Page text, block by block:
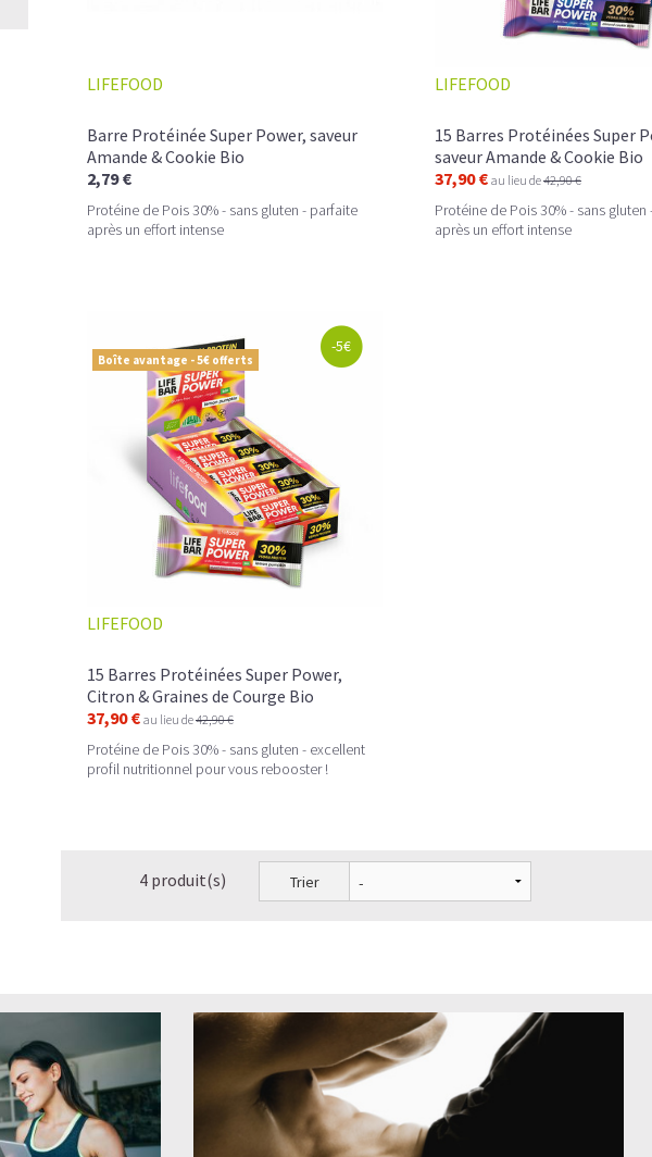
Leur format nomade en fait un allié
, sans additifs
Découvrez desbarres gainers
veulent allier performance,qualité
LIFEFOOD
Barre Protéinée Super Power, saveur
Amande & Cookie Bio
2,79 €
Protéine de Pois 30% - sans gluten - parfaite
après un effort intense
LIFEFOOD
15 Barres Protéinées Super
saveur Amande & Cookie Bio
37,90 € au lieu de42,90 €
Protéine de Pois 30% - sans
après un effort intense
Boîte avantage - 5€ offerts
-5€
LIFEFOOD
15 Barres Protéinées Super Power,
Citron & Graines de Courge Bio
37,90 € au lieu de42,90 €
Protéine de Pois 30% - sans gluten - excellent
profil nutritionnel pour vous rebooster !
4 produit(s) Trier